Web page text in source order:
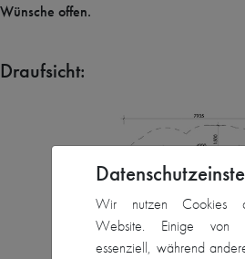
Wünsche offen.
Draufsicht:
Wir nutzen Cookies
Website. Einige von
essenziell, während